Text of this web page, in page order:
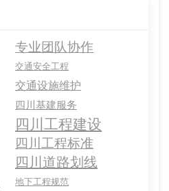
专业团队协作
交通安全工程
交通设施维护
四川基建服务
四川工程建设
四川工程标准
四川道路划线
地下工程规范